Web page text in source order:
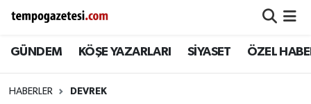
GÜNDEM KÖŞE YAZARLARI SİYASET ÖZEL
HABERLER DEVREK
Alaplı
Çaycuma
Zonguldak Nöbetçi Eczaneler
Zonguldak Hava Durumu